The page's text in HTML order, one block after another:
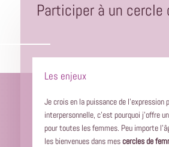
Participer à un cercle
Les enjeux
Je crois en la puissance de l'expression
interpersonnelle, c'est pourquoi j'offre
pour toutes les femmes. Peu importe
les bienvenues dans mescercles de